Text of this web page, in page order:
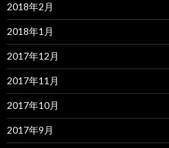
2018年2月
2018年1月
2017年12月
2017年11月
2017年10月
2017年9月